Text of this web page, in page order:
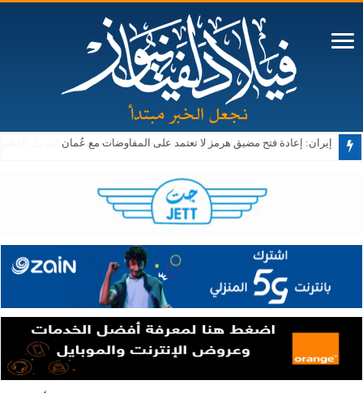
إيران: إعادة فتح مضيق هرمز لا تعتمد على المفاوضات مع عُمان